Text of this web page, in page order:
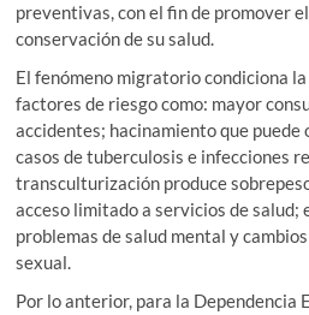
preventivas, con el fin de promover
conservación de su salud.
El fenómeno migratorio condiciona
factores de riesgo como: mayor
accidentes; hacinamiento que puede
casos de tuberculosis e infecciones
transculturización produce
acceso limitado a servicios de salud;
problemas de salud mental y
sexual.
Por lo anterior, para la Dependencia